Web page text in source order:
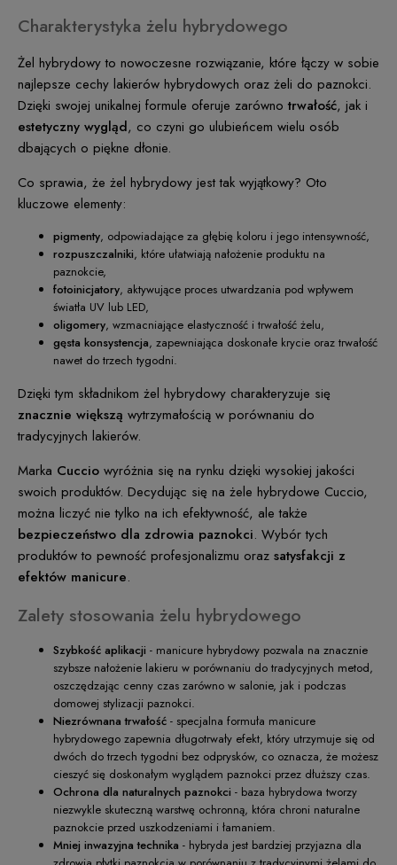
Charakterystyka żelu hybrydowego
Żel hybrydowy to nowoczesne rozwiązanie, które łączy w sobie
najlepsze cechy lakierów hybrydowych oraz żeli do paznokci.
Dzięki swojej unikalnej formule oferuje zarówno trwałość, jak i
estetyczny wygląd, co czyni go ulubieńcem wielu osób
dbających o piękne dłonie.
Co sprawia, że żel hybrydowy jest tak wyjątkowy? Oto
kluczowe elementy:
pigmenty, odpowiadające za głębię koloru i jego intensywność,
rozpuszczalniki, które ułatwiają nałożenie produktu na
paznokcie,
fotoinicjatory, aktywujące proces utwardzania pod wpływem
światła UV lub LED,
oligomery, wzmacniające elastyczność i trwałość żelu,
gęsta konsystencja, zapewniająca doskonałe krycie oraz trwałość
nawet do trzech tygodni.
Dzięki tym składnikom żel hybrydowy charakteryzuje się
znacznie większą wytrzymałością w porównaniu do
tradycyjnych lakierów.
Marka Cuccio wyróżnia się na rynku dzięki wysokiej jakości
swoich produktów. Decydując się na żele hybrydowe Cuccio,
można liczyć nie tylko na ich efektywność, ale także
bezpieczeństwo dla zdrowia paznokci. Wybór tych
produktów to pewność profesjonalizmu oraz satysfakcji z
efektów manicure.
Zalety stosowania żelu hybrydowego
Szybkość aplikacji - manicure hybrydowy pozwala na znacznie
szybsze nałożenie lakieru w porównaniu do tradycyjnych metod,
oszczędzając cenny czas zarówno w salonie, jak i podczas
domowej stylizacji paznokci.
Niezrównana trwałość - specjalna formuła manicure
hybrydowego zapewnia długotrwały efekt, który utrzymuje się od
dwóch do trzech tygodni bez odprysków, co oznacza, że możesz
cieszyć się doskonałym wyglądem paznokci przez dłuższy czas.
Ochrona dla naturalnych paznokci - baza hybrydowa tworzy
niezwykle skuteczną warstwę ochronną, która chroni naturalne
paznokcie przed uszkodzeniami i łamaniem.
Mniej inwazyjna technika - hybryda jest bardziej przyjazna dla